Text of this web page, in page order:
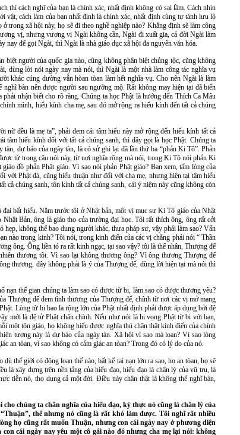
thì cách nghĩ của bạn là chính xác, nhất định không có sai lầm. Cách nhìn
cách làm của bạn nhất định là chính xác, nhất định cùng tự tánh lưu lộ
trong xã hội này, họ sẽ đi theo nghề nghiệp nào? Khẳng định sẽ làm công
vị, nhưng vương vị Ngài không cần, Ngài đi xuất gia, cả đời Ngài làm
nay để gọi Ngài, thì Ngài là nhà giáo dục xã hội đa nguyên văn hóa.
người của quốc gia nào, cũng không phân biệt chủng tộc, cũng không
dùng lời nói ngày nay mà nói, thì Ngài là một nhà làm công tác nghĩa vụ
khác cúng dường vẫn hòan tòan làm hết nghĩa vụ. Cho nên Ngài là làm
bàn nên được người sau ngưỡng mộ. Rất không may hiện tại đã biến
nhận biết cho rõ ràng. Chúng ta học Phật là hướng đến Thích Ca Mâu
mình, hiếu kính cha mẹ, sau đó mở rộng ra hiếu kính đến tất cả chúng
đều là mẹ ta”, phải đem cái tâm hiếu này mở rộng đến hiếu kính tất cả
tâm hiếu kính đối với tất cả chúng sanh, thì đây gọi là học Phật. Chúng ta
dự báo của ngày tàn, là có sử ghi lại đã lần thứ ba “phản Ki Tô”. Phản
từ trong câu nói này, từ nơi nghĩa rộng mà nói, trong Ki Tô nói phản Ki
đồ phản Phật giáo. Vì sao nói phản Phật giáo? Bạn xem, tấm lòng của
với Phật đà, cũng hiếu thuận như đối với cha mẹ, nhưng hiện tại tâm hiếu
cả chúng sanh, tôn kính tất cả chúng sanh, cái ý niệm này cũng không còn
bất hiếu. Năm trước tôi ở Nhật bản, một vị mục sư Ki Tô giáo của Nhật
Bản, ông là giáo thọ của trường đại học. Tôi rất thích ông, ông rất cởi
không thể bao dung người khác, thưa pháp sư, vậy phải làm sao? Vấn
nào trong kinh? Tôi nói, trong kinh điển của các vị chẳng phải nói “ Thần
ông. Ông liền tỏ ra rất kinh ngạc, tại sao vậy? tôi là thế nhân, Thượng đế
thương tôi. Vì sao lại không thương ông? Vì ông thương Thượng đế
thương, đây không phải là ý của Thượng đế, dùng lời hiện tại mà nói thì
thế gian chúng ta làm sao có được từ bi, làm sao có được thương yêu?
Thượng đế đem tình thương của Thượng đế, chính từ nơi các vị mở mang
Lòng từ bi bao la rộng lớn của Phật nhất định phải được áp dụng bởi đệ
mới là đệ tử Phật chân chính. Nếu như nói là hi vọng Phật từ bi với bạn,
một tôn giáo, họ không hiểu được nghĩa thú chân thật kinh điển của chính
tượng này là dự báo của ngày tàn. Xã hội vì sao mà lọan? Vì sao lòng
an tòan, vì sao không có cảm giác an tòan? Trong đó có lý do của nó.
thế giới có động lọan thế nào, bất kể tai nạn lớn ra sao, họ an tòan, họ sẽ
là xây dựng trên nền tảng của hiếu đạo, hiếu đạo là chân lý của vũ trụ, là
tiễn nó, thọ dụng cả một đời. Điều này chân thật là không thể nghĩ bàn,
chúng ta chân nghĩa của hiếu đạo, kỳ thực nó cũng là chân lý của
thế nhưng nó cũng là rất khó làm được. Tôi nghĩ rất nhiều
họ cũng rất muốn Thuận, nhưng con cái ngày nay ở phương diện
cái ngày nay yêu một cô gái nào đó nhưng cha mẹ lại nói: không